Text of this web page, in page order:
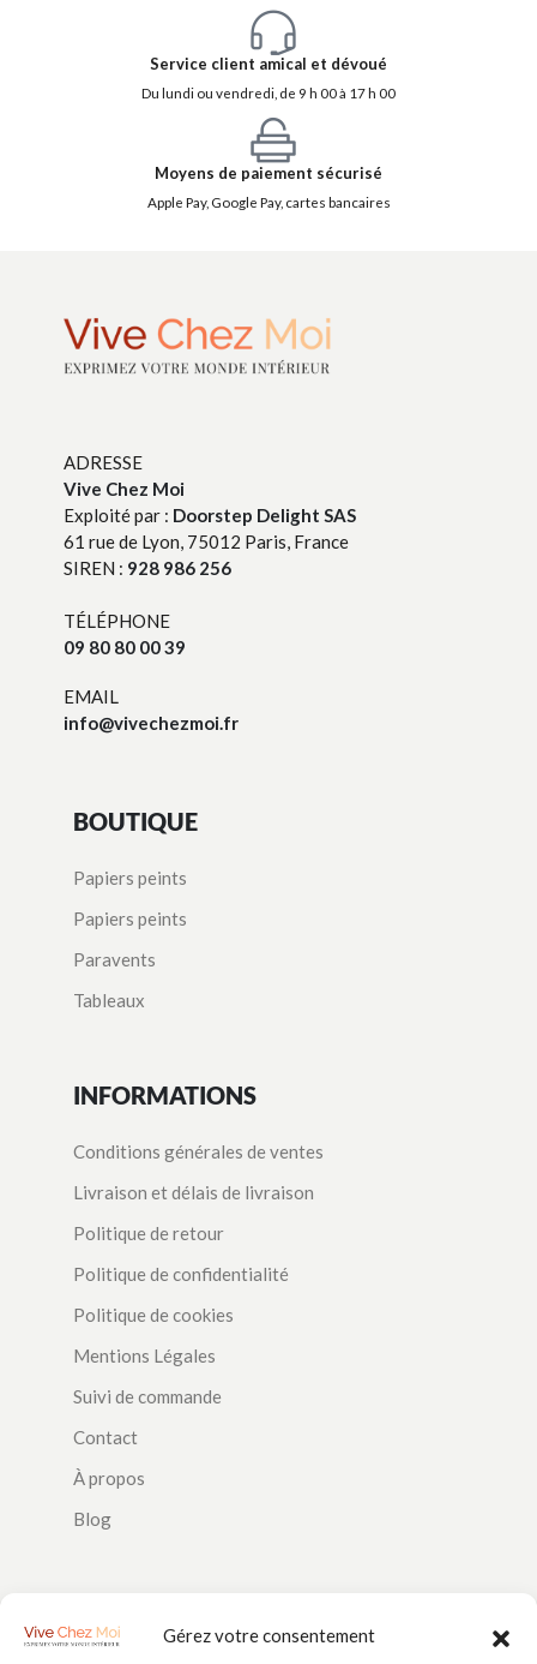
Gérez votre consentement
Service client amical et dévoué
Du lundi ou vendredi, de 9 h 00 à 17 h 00
Moyens de paiement sécurisé
Apple Pay, Google Pay, cartes bancaires
ADRESSE
Vive Chez Moi
Exploité par : Doorstep Delight SAS
61 rue de Lyon, 75012 Paris, France
SIREN : 928 986 256
TÉLÉPHONE
09 80 80 00 39
EMAIL
info@vivechezmoi.fr
BOUTIQUE
Papiers peints
Papiers peints
Paravents
Tableaux
INFORMATIONS
Conditions générales de ventes
Livraison et délais de livraison
Politique de retour
Politique de confidentialité
Politique de cookies
Mentions Légales
Suivi de commande
Contact
À propos
Blog